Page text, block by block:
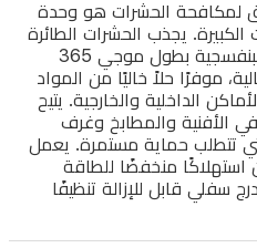
لمكافحة الحشرات هو وحدة
يجذب الحشرات الطائرة
باستخدام مصباح الأشعة فوق البنفسجية بطول موجي 365
موفرًا حلاً خاليًا من المواد
الداخلية والخارجية. يتيح
الأفنية والمطابخ وغرف
تتطلب حماية مستمرة. يعمل
مما يضمن استهلاكًا منخفضًا للطاقة
سفلي قابل للإزالة تنظيفًا